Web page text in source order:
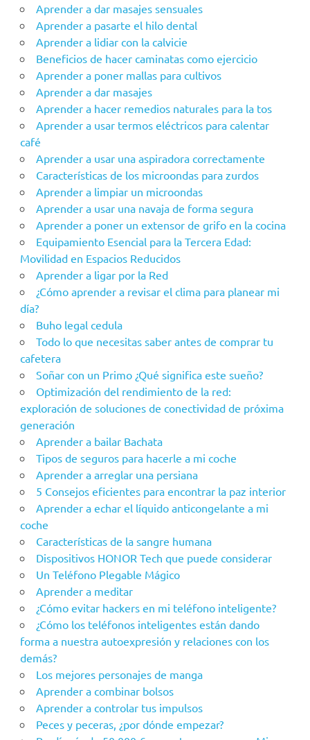
Aprender a dar masajes sensuales
Aprender a pasarte el hilo dental
Aprender a lidiar con la calvicie
Beneficios de hacer caminatas como ejercicio
Aprender a poner mallas para cultivos
Aprender a dar masajes
Aprender a hacer remedios naturales para la tos
Aprender a usar termos eléctricos para calentar
café
Aprender a usar una aspiradora correctamente
Características de los microondas para zurdos
Aprender a limpiar un microondas
Aprender a usar una navaja de forma segura
Aprender a poner un extensor de grifo en la cocina
Equipamiento Esencial para la Tercera Edad:
Movilidad en Espacios Reducidos
Aprender a ligar por la Red
¿Cómo aprender a revisar el clima para planear mi
día?
Buho legal cedula
Todo lo que necesitas saber antes de comprar tu
cafetera
Soñar con un Primo ¿Qué significa este sueño?
Optimización del rendimiento de la red:
exploración de soluciones de conectividad de próxima
generación
Aprender a bailar Bachata
Tipos de seguros para hacerle a mi coche
Aprender a arreglar una persiana
5 Consejos eficientes para encontrar la paz interior
Aprender a echar el líquido anticongelante a mi
coche
Características de la sangre humana
Dispositivos HONOR Tech que puede considerar
Un Teléfono Plegable Mágico
Aprender a meditar
¿Cómo evitar hackers en mi teléfono inteligente?
¿Cómo los teléfonos inteligentes están dando
forma a nuestra autoexpresión y relaciones con los
demás?
Los mejores personajes de manga
Aprender a combinar bolsos
Aprender a controlar tus impulsos
Peces y peceras, ¿por dónde empezar?